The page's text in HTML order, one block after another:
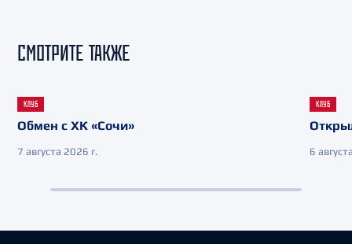
СМОТРИТЕ ТАКЖЕ
КЛУБ
Обмен с ХК «Сочи»
7 августа 2026 г.
КЛУБ
6